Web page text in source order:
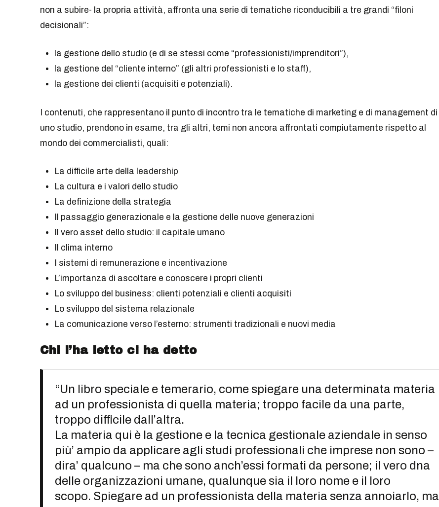
non a subire- la propria attività, affronta una serie di tematiche riconducibili a tre grandi “filoni
decisionali”:
la gestione dello studio (e di se stessi come “professionisti/imprenditori”),
la gestione del “cliente interno” (gli altri professionisti e lo staff),
la gestione dei clienti (acquisiti e potenziali).
I contenuti, che rappresentano il punto di incontro tra le tematiche di marketing e di management di
uno studio, prendono in esame, tra gli altri, temi non ancora affrontati compiutamente rispetto al
mondo dei commercialisti, quali:
La difficile arte della leadership
La cultura e i valori dello studio
La definizione della strategia
Il passaggio generazionale e la gestione delle nuove generazioni
Il vero asset dello studio: il capitale umano
Il clima interno
I sistemi di remunerazione e incentivazione
L’importanza di ascoltare e conoscere i propri clienti
Lo sviluppo del business: clienti potenziali e clienti acquisiti
Lo sviluppo del sistema relazionale
La comunicazione verso l’esterno: strumenti tradizionali e nuovi media
Chi l’ha letto ci ha detto
“Un libro speciale e temerario, come spiegare una determinata materia
ad un professionista di quella materia; troppo facile da una parte,
troppo difficile dall’altra.
La materia qui è la gestione e la tecnica gestionale aziendale in senso
più’ ampio da applicare agli studi professionali che imprese non sono –
dira’ qualcuno – ma che sono anch’essi formati da persone; il vero dna
delle organizzazioni umane, qualunque sia il loro nome e il loro
scopo. Spiegare ad un professionista della materia senza annoiarlo, ma